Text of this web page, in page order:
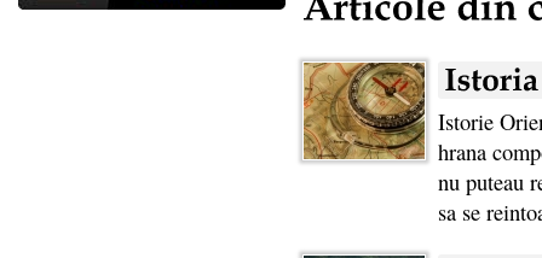
Istorie
hrana
nu puteau
sa se